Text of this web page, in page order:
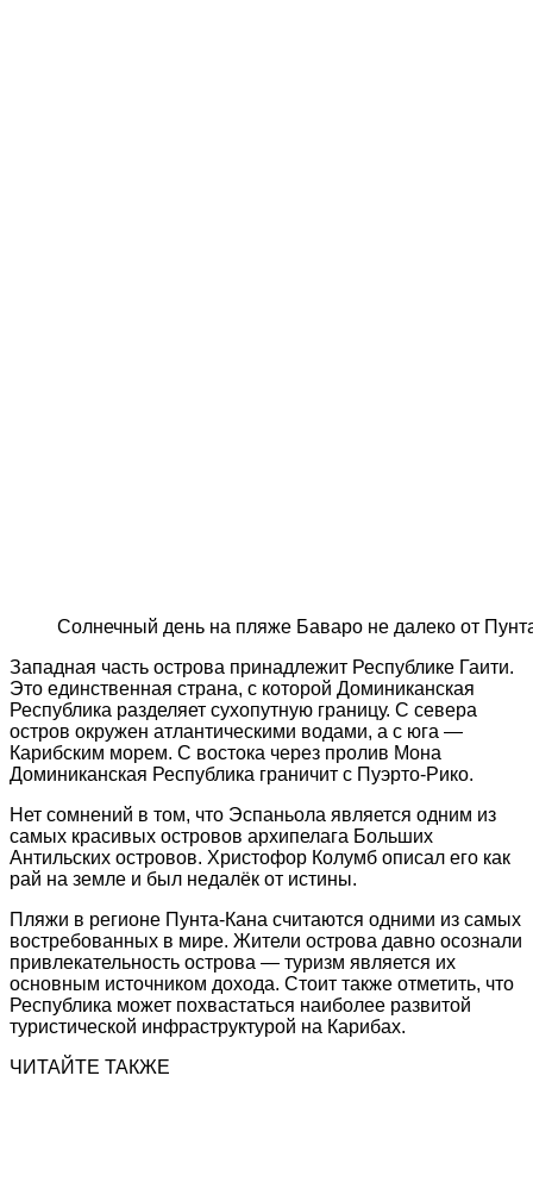
Солнечный день на пляже Баваро не далеко от
Западная часть острова принадлежит Республике Гаити.
Это единственная страна, с которой Доминиканская
Республика разделяет сухопутную границу. С севера
остров окружен атлантическими водами, а с юга —
Карибским морем. С востока через пролив Мона
Доминиканская Республика граничит с Пуэрто-Рико.
Нет сомнений в том, что Эспаньола является одним из
самых красивых островов архипелага Больших
Антильских островов. Христофор Колумб описал его как
рай на земле и был недалёк от истины.
Пляжи в регионе Пунта-Кана считаются одними из самых
востребованных в мире. Жители острова давно осознали
привлекательность острова — туризм является их
основным источником дохода. Стоит также отметить, что
Республика может похвастаться наиболее развитой
туристической инфраструктурой на Карибах.
ЧИТАЙТЕ ТАКЖЕ